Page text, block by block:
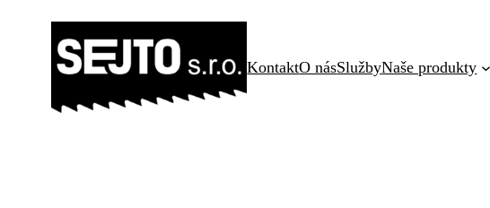
Přeskočit
KontaktO násSlužbyNaše produkty